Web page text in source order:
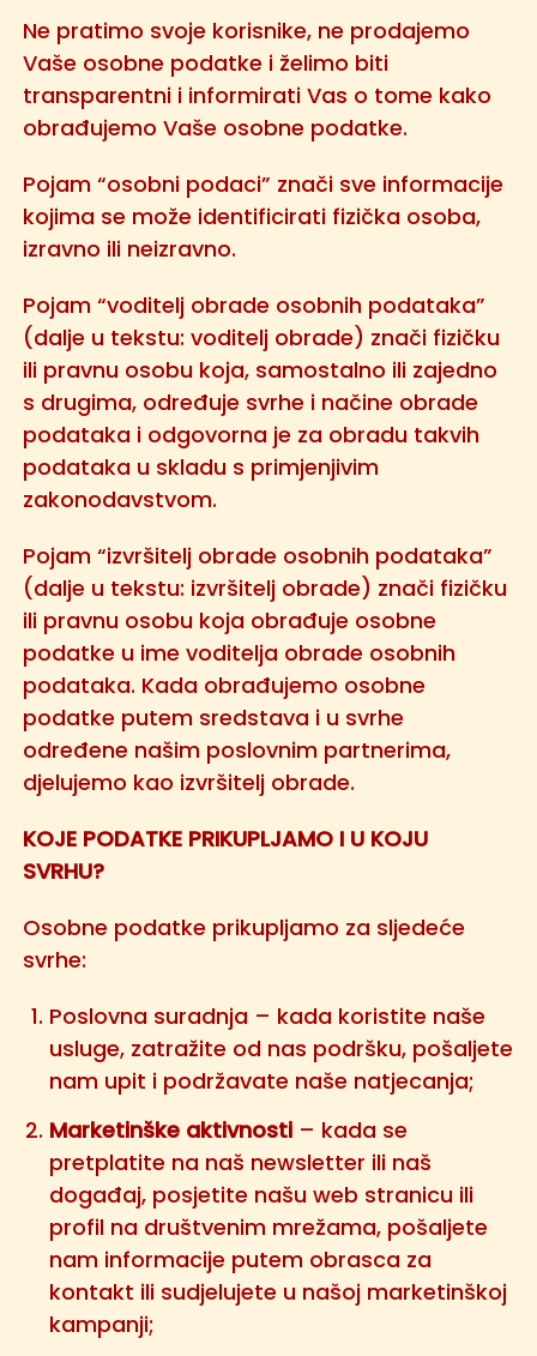
Ne pratimo svoje korisnike, ne prodajemo
Vaše osobne podatke i želimo biti
transparentni i informirati Vas o tome kako
obrađujemo Vaše osobne podatke.
Pojam “osobni podaci” znači sve informacije
kojima se može identificirati fizička osoba,
izravno ili neizravno.
Pojam “voditelj obrade osobnih podataka”
(dalje u tekstu: voditelj obrade) znači fizičku
ili pravnu osobu koja, samostalno ili zajedno
s drugima, određuje svrhe i načine obrade
podataka i odgovorna je za obradu takvih
podataka u skladu s primjenjivim
zakonodavstvom.
Pojam “izvršitelj obrade osobnih podataka”
(dalje u tekstu: izvršitelj obrade) znači fizičku
ili pravnu osobu koja obrađuje osobne
podatke u ime voditelja obrade osobnih
podataka. Kada obrađujemo osobne
podatke putem sredstava i u svrhe
određene našim poslovnim partnerima,
djelujemo kao izvršitelj obrade.
KOJE PODATKE PRIKUPLJAMO I U KOJU
SVRHU?
Osobne podatke prikupljamo za sljedeće
svrhe:
Poslovna suradnja – kada koristite naše
usluge, zatražite od nas podršku, pošaljete
nam upit i podržavate naše natjecanja;
Marketinške aktivnosti– kada se
pretplatite na naš newsletter ili naš
događaj, posjetite našu web stranicu ili
profil na društvenim mrežama, pošaljete
nam informacije putem obrasca za
kontakt ili sudjelujete u našoj marketinškoj
kampanji;